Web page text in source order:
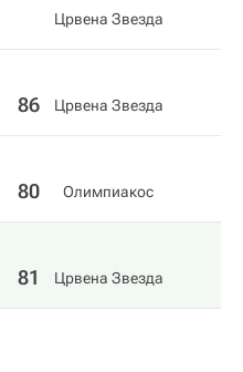
Црвена Звезда
86 Црвена Звезда
80 Олимпиакос
81 Црвена Звезда